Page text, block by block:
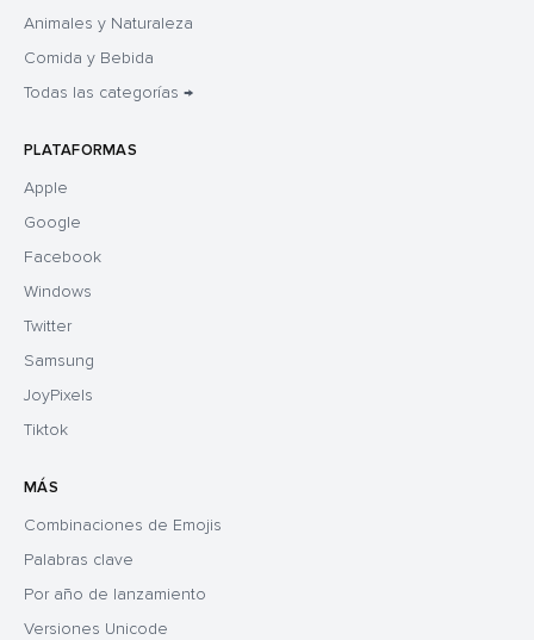
Animales y Naturaleza
Comida y Bebida
Todas las categorías →
PLATAFORMAS
Apple
Google
Facebook
Windows
Twitter
Samsung
JoyPixels
Tiktok
MÁS
Combinaciones de Emojis
Palabras clave
Por año de lanzamiento
Versiones Unicode